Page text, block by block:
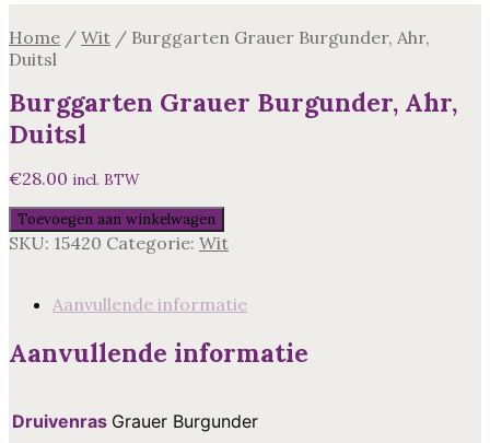
Home / Wit / Burggarten Grauer Burgunder, Ahr,
Duitsl
Burggarten Grauer Burgunder, Ahr,
Duitsl
€28.00 incl. BTW
Burggarten
Grauer
Duitsl
Toevoegen aan winkelwagen
SKU: 15420 Categorie: Wit
Aanvullende informatie
Aanvullende informatie
Druivenras Grauer Burgunder